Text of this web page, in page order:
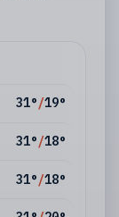
31°/19°
31°/18°
31°/18°